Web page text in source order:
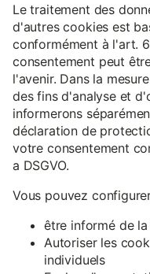
Le traitement des
d'autres cookies est
conformément à l'art. 6
consentement peut
l'avenir. Dans la
des fins d'analyse et
informerons
déclaration de
votre consentement
a DSGVO.
Vous pouvez
être informé de
Autoriser les
individuels